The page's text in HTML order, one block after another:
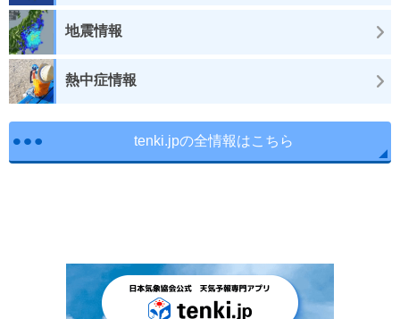
地震情報
熱中症情報
tenki.jpの全情報はこちら